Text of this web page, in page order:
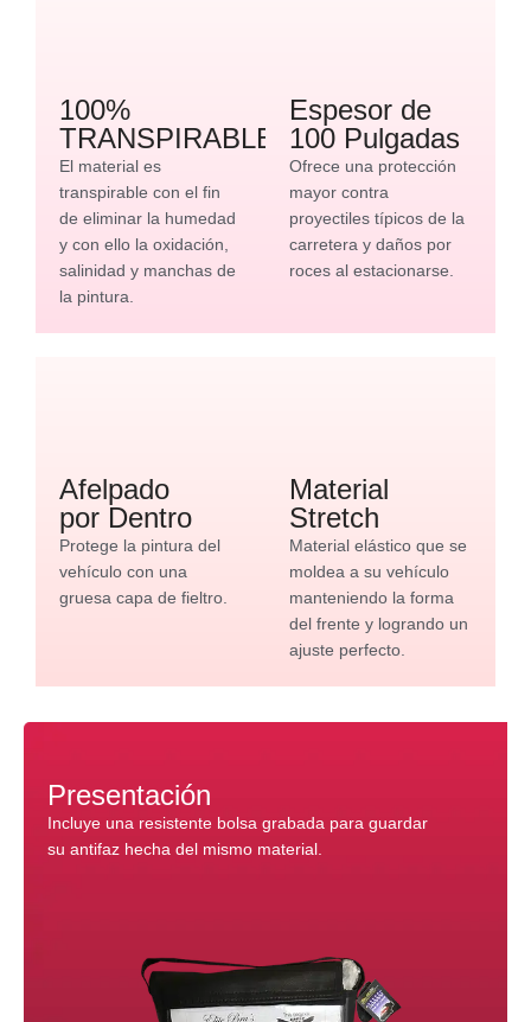
100%
TRANSPIRABLE
El material es
transpirable con el fin
de eliminar la humedad
y con ello la oxidación,
salinidad y manchas de
la pintura.
Espesor de
100 Pulgadas
Ofrece una protección
mayor contra
proyectiles típicos de la
carretera y daños por
roces al estacionarse.
Afelpado
por Dentro
Protege la pintura del
vehículo con una
gruesa capa de fieltro.
Material
Stretch
Material elástico que se
moldea a su vehículo
manteniendo la forma
del frente y logrando un
ajuste perfecto.
Presentación
Incluye una resistente bolsa grabada para guardar
su antifaz hecha del mismo material.